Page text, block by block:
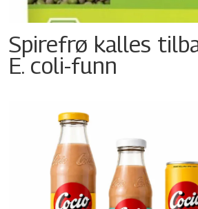
Spirefrø kalles
E. coli-funn